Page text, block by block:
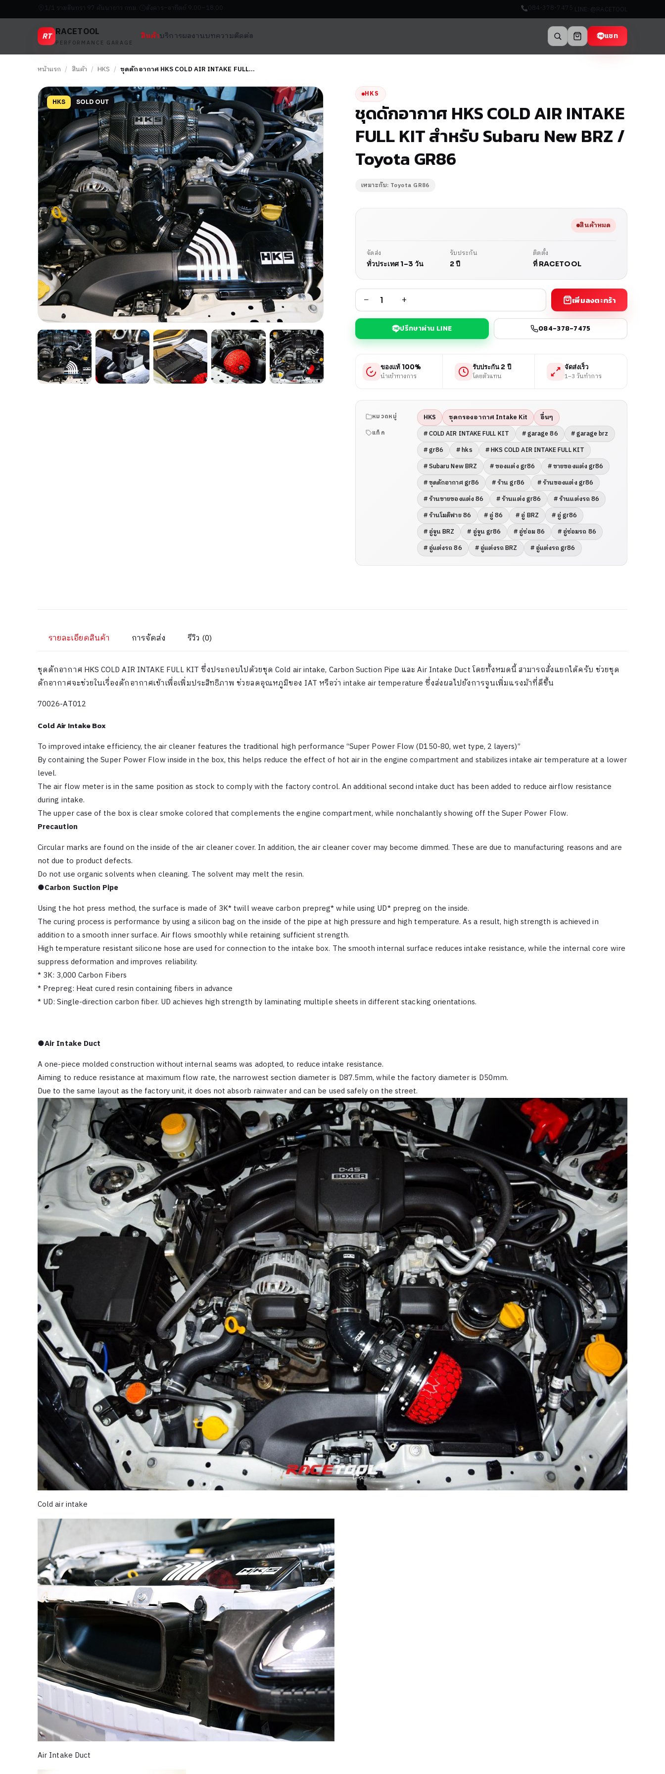
1/1 รามอินทรา 97 คันนายาว กทม. อังคาร–อาทิตย์ 9.00–18.00 084-378-7475 LINE: @RACETOOL
RT RACETOOL
PERFORMANCE GARAGE
สินค้าบริการผลงานบทความติดต่อ แชท
หน้าแรก / สินค้า / HKS / ชุดดักอากาศ HKS COLD AIR INTAKE FULL…
HKS SOLD OUT
HKS
ชุดดักอากาศ HKS COLD AIR INTAKE
FULL KIT สำหรับ Subaru New BRZ /
Toyota GR86
เหมาะกับ: Toyota GR86
สินค้าหมด
จัดส่ง
ทั่วประเทศ 1–3 วัน
รับประกัน
2 ปี
ติดตั้ง
ที่ RACETOOL
− + เพิ่มลงตะกร้า
ปรึกษาผ่าน LINE 084-378-7475
ของแท้ 100%
นำเข้าทางการ
รับประกัน 2 ปี
โดยตัวแทน
จัดส่งเร็ว
1–3 วันทำการ
หมวดหมู่ HKS ชุดกรองอากาศ Intake Kit อื่นๆ
แท็ก # COLD AIR INTAKE FULL KIT # garage 86
# garage brz
# gr86
# hks
# HKS COLD AIR INTAKE FULL KIT
# Subaru New BRZ
# ของแต่ง gr86
# ขายของแต่ง gr86
# ชุดดักอากาศ gr86
# ร้าน gr86
# ร้านของแต่ง gr86
# ร้านขายของแต่ง 86
# ร้านแต่ง gr86
# ร้านแต่งรถ 86
# ร้านโมดิฟาย 86
# อู่ 86 # อู่ BRZ
# อู่ gr86
# อู่จูน BRZ
# อู่จูน gr86 # อู่ซ่อม 86
# อู่ซ่อมรถ 86
# อู่แต่งรถ 86
# อู่แต่งรถ BRZ # อู่แต่งรถ gr86
รายละเอียดสินค้า การจัดส่ง รีวิว (0)
ชุดดักอากาศ HKS COLD AIR INTAKE FULL KIT ซึ่งประกอบไปด้วยชุด Cold air intake, Carbon Suction Pipe และ Air Intake Duct โดยทั้งหมดนี้ สามารถสั่งแยกได้ครับ ช่วยชุด
ดักอากาศจะช่วยในเรื่องดักอากาศเข้าเพื่อเพิ่มประสิทธิภาพ ช่วยลดอุณหภูมิของ IAT หรือว่า intake air temperature ซึ่งส่งผลไปยังการจูนเพิ่มแรงม้าที่ดีขึ้น
70026-AT012
Cold Air Intake Box
To improved intake efficiency, the air cleaner features the traditional high performance “Super Power Flow (D150-80, wet type, 2 layers)”
By containing the Super Power Flow inside in the box, this helps reduce the effect of hot air in the engine compartment and stabilizes intake air temperature at a lower
level.
The air flow meter is in the same position as stock to comply with the factory control. An additional second intake duct has been added to reduce airflow resistance
during intake.
The upper case of the box is clear smoke colored that complements the engine compartment, while nonchalantly showing off the Super Power Flow.
Precaution
Circular marks are found on the inside of the air cleaner cover. In addition, the air cleaner cover may become dimmed. These are due to manufacturing reasons and are
not due to product defects.
Do not use organic solvents when cleaning. The solvent may melt the resin.
●Carbon Suction Pipe
Using the hot press method, the surface is made of 3K* twill weave carbon prepreg*while using UD* prepreg on the inside.
The curing process is performance by using a silicon bag on the inside of the pipe at high pressure and high temperature. As a result, high strength is achieved in
addition to a smooth inner surface. Air flows smoothly while retaining sufficient strength.
High temperature resistant silicone hose are used for connection to the intake box. The smooth internal surface reduces intake resistance, while the internal core wire
suppress deformation and improves reliability.
* 3K: 3,000 Carbon Fibers
* Prepreg: Heat cured resin containing fibers in advance
* UD: Single-direction carbon fiber. UD achieves high strength by laminating multiple sheets in different stacking orientations.
●Air Intake Duct
A one-piece molded construction without internal seams was adopted, to reduce intake resistance.
Aiming to reduce resistance at maximum flow rate, the narrowest section diameter is D87.5mm, while the factory diameter is D50mm.
Due to the same layout as the factory unit, it does not absorb rainwater and can be used safely on the street.
Cold air intake
Air Intake Duct